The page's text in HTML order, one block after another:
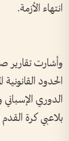
انتهاء الأزمة.
وأشارت تقارير
الحدود
بلاعبي كرة القدم